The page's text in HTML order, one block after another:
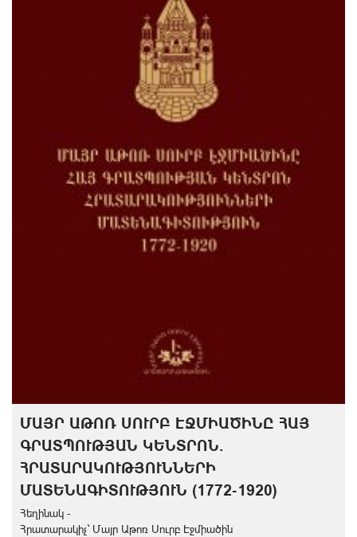
ՄԱՅՐ ԱԹՈՌ ՍՈՒՐԲ ԷՋՄԻԱԾԻՆԸ ՀԱՅ
ԳՐԱՏՊՈՒԹՅԱՆ ԿԵՆՏՐՈՆ.
ՀՐԱՏԱՐԱԿՈՒԹՅՈՒՆՆԵՐԻ
ՄԱՏԵՆԱԳԻՏՈՒԹՅՈՒՆ (1772-1920)
Հեղինակ -
Հրատարակիչ` Մայր Աթոռ Սուրբ Էջմիածին